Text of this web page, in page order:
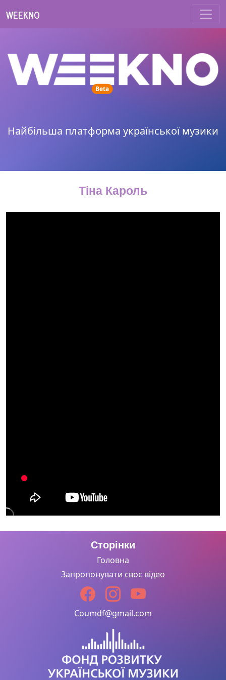
WEEKNO
Betaunread messages
Найбільша платформа української музики
Тіна Кароль
Сторінки
Головна
Запропонувати своє відео
Coumdf@gmail.com